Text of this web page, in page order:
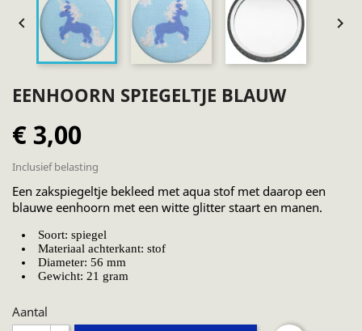
 
EENHOORN SPIEGELTJE BLAUW
€ 3,00
Inclusief belasting
Een zakspiegeltje bekleed met aqua stof met daarop een
blauwe eenhoorn met een witte glitter staart en manen.
Soort: spiegel
Materiaal achterkant: stof
Diameter: 56 mm
Gewicht: 21 gram
Aantal